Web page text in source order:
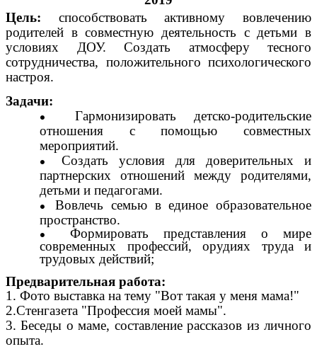
Цель: способствовать активному вовлечению
родителей в совместную деятельность с детьми в
условиях ДОУ. Создать атмосферу тесного
сотрудничества, положительного психологического
настроя.
Задачи:
Гармонизировать детско-родительские
отношения с помощью совместных
мероприятий.
Создать условия для доверительных и
партнерских отношений между родителями,
детьми и педагогами.
Вовлечь семью в единое образовательное
пространство.
Формировать представления о мире
современных профессий, орудиях труда и
трудовых действий;
Предварительная работа:
1. Фото выставка на тему "Вот такая у меня мама!"
2.Стенгазета "Профессия моей мамы".
3. Беседы о маме, составление рассказов из личного
опыта.